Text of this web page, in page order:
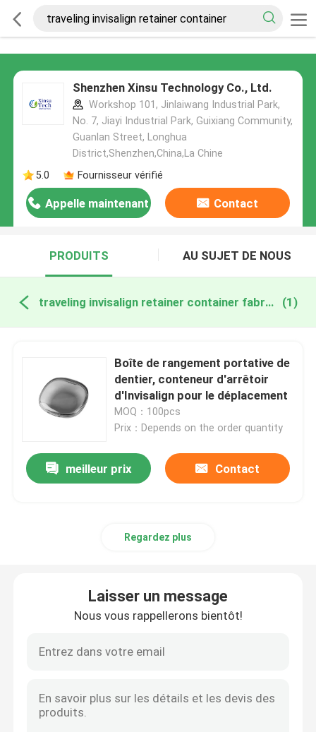
Shenzhen Xinsu Technology Co., Ltd.
Workshop 101, Jinlaiwang Industrial Park,
No. 7, Jiayi Industrial Park, Guixiang Community,
Guanlan Street, Longhua
District,Shenzhen,China,La Chine
5.0
Fournisseur vérifié
Appelle maintenant Contact
PRODUITS AU SUJET DE NOUS
traveling invisalign retainer container fabrication en ligne (1)
Boîte de rangement portative de
dentier, conteneur d'arrêtoir
d'Invisalign pour le déplacement
MOQ：100pcs
Prix：Depends on the order quantity
meilleur prix Contact
Regardez plus
Laisser un message
Nous vous rappellerons bientôt!